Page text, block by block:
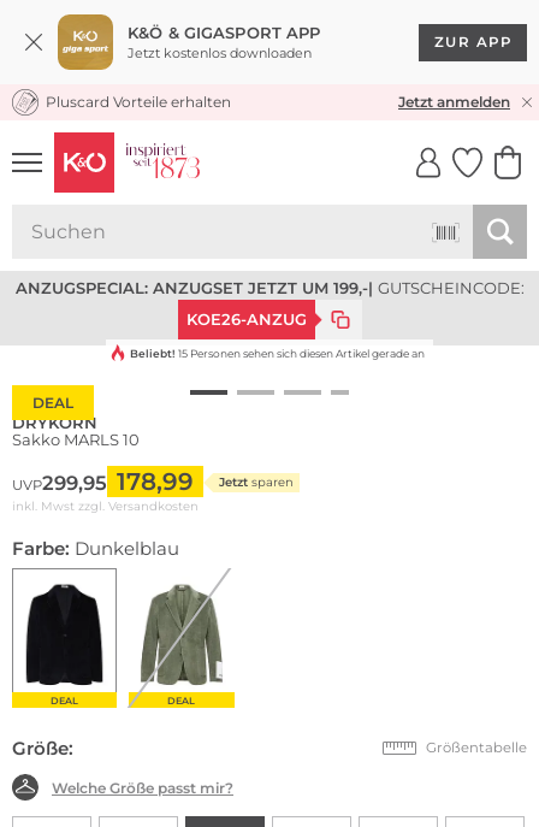
K&Ö & GIGASPORT APP
Jetzt kostenlos downloaden
ZUR APP
KOSTENLOSER VERSAND* & RÜCKVERSAND
Pluscard Vorteile erhalten Jetzt anmelden
UNSERE APP
CLICK &
ANZUGSPECIAL: ANZUGSET JETZT UM 199,-| GUTSCHEINCODE:
KOE26-ANZUG
DEAL
Beliebt! 15 Personen sehen sich diesen Artikel gerade an
DRYKORN
Sakko MARLS 10
UVP299,95 178,99 Jetzt sparen
inkl. Mwst zzgl. Versandkosten
Farbe: Dunkelblau
DEAL DEAL
Größe: Größentabelle
Welche Größe passt mir?